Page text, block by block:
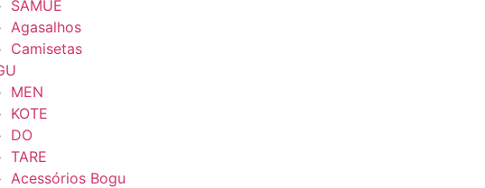
SAMUE
Agasalhos
Camisetas
MEN
KOTE
DO
TARE
Acessórios Bogu